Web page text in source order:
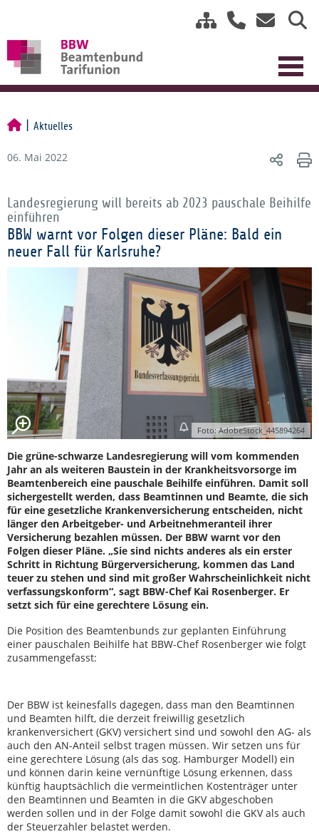
Aktuelles
06. Mai 2022
Landesregierung will bereits ab 2023 pauschale Beihilfe
einführen
BBW warnt vor Folgen dieser Pläne: Bald ein
neuer Fall für Karlsruhe?
Foto: AdobeStock_445894264
Die grüne-schwarze Landesregierung will vom kommenden
Jahr an als weiteren Baustein in der Krankheitsvorsorge im
Beamtenbereich eine pauschale Beihilfe einführen. Damit soll
sichergestellt werden, dass Beamtinnen und Beamte, die sich
für eine gesetzliche Krankenversicherung entscheiden, nicht
länger den Arbeitgeber- und Arbeitnehmeranteil ihrer
Versicherung bezahlen müssen. Der BBW warnt vor den
Folgen dieser Pläne. „Sie sind nichts anderes als ein erster
Schritt in Richtung Bürgerversicherung, kommen das Land
teuer zu stehen und sind mit großer Wahrscheinlichkeit nicht
verfassungskonform“, sagt BBW-Chef Kai Rosenberger. Er
setzt sich für eine gerechtere Lösung ein.
Die Position des Beamtenbunds zur geplanten Einführung
einer pauschalen Beihilfe hat BBW-Chef Rosenberger wie folgt
zusammengefasst:
Der BBW ist keinesfalls dagegen, dass man den Beamtinnen
und Beamten hilft, die derzeit freiwillig gesetzlich
krankenversichert (GKV) versichert sind und sowohl den AG- als
auch den AN-Anteil selbst tragen müssen. Wir setzen uns für
eine gerechtere Lösung (als das sog. Hamburger Modell) ein
und können darin keine vernünftige Lösung erkennen, dass
künftig hauptsächlich die vermeintlichen Kostenträger unter
den Beamtinnen und Beamten in die GKV abgeschoben
werden sollen und in der Folge damit sowohl die GKV als auch
der Steuerzahler belastet werden.